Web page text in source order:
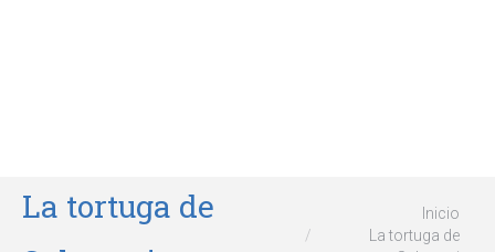
La tortuga de
Inicio
La tortuga de